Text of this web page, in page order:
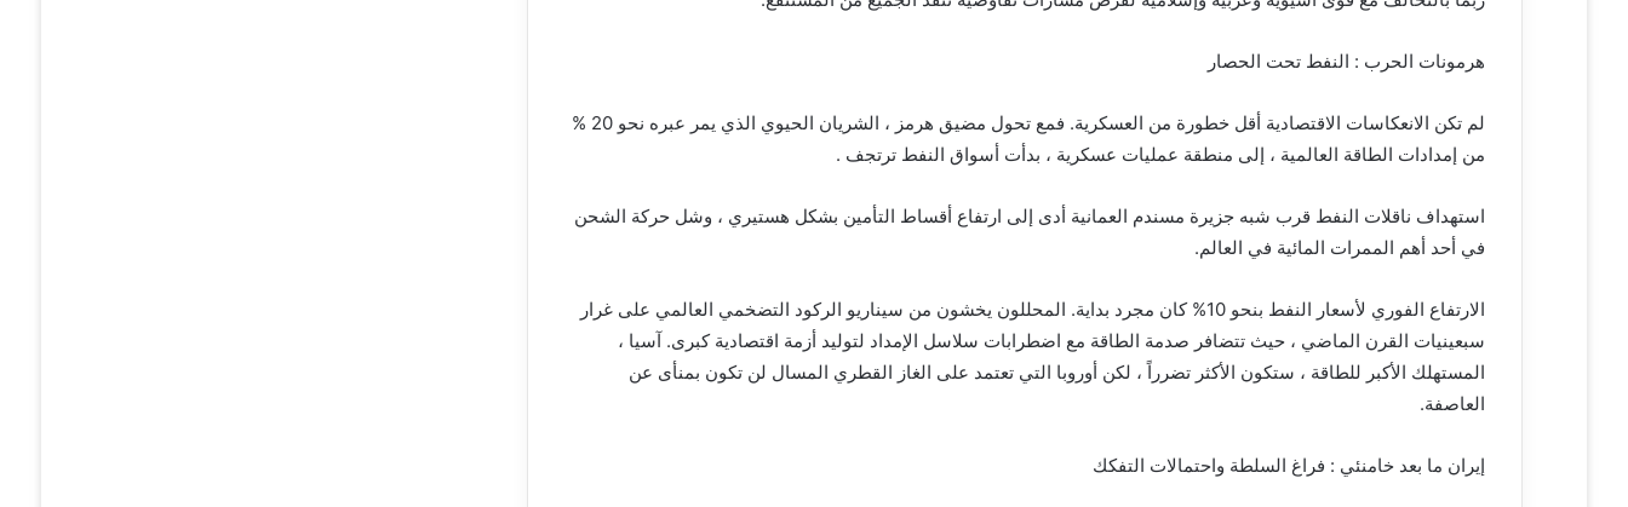
هرمونات الحرب : النفط تحت الحصار
لم تكن الانعكاسات الاقتصادية أقل خطورة من العسكرية. فمع تحول مضيق هرمز ، الشريان الحيوي الذي يمر عبره نحو 20 %
من إمدادات الطاقة العالمية ، إلى منطقة عمليات عسكرية ، بدأت أسواق النفط ترتجف .
استهداف ناقلات النفط قرب شبه جزيرة مسندم العمانية أدى إلى ارتفاع أقساط التأمين بشكل هستيري ، وشل حركة الشحن
في أحد أهم الممرات المائية في العالم.
الارتفاع الفوري لأسعار النفط بنحو 10% كان مجرد بداية. المحللون يخشون من سيناريو الركود التضخمي العالمي على غرار
سبعينيات القرن الماضي ، حيث تتضافر صدمة الطاقة مع اضطرابات سلاسل الإمداد لتوليد أزمة اقتصادية كبرى. آسيا ،
المستهلك الأكبر للطاقة ، ستكون الأكثر تضرراً ، لكن أوروبا التي تعتمد على الغاز القطري المسال لن تكون بمنأى عن
العاصفة.
إيران ما بعد خامنئي : فراغ السلطة واحتمالات التفكك